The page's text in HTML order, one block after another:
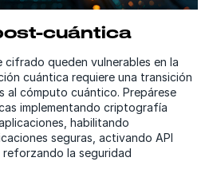
cuántica
cifrado queden vulnerables en la
cuántica requiere una transición
al cómputo cuántico. Prepárese
implementando criptografía
habilitando
seguras, activando API
la seguridad